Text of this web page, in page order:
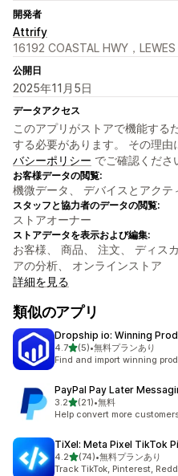
開発者
Attrify
16192 COASTAL HWY，
公開日
2025年11月5日
データアクセス
このアプリがストアで機能する
する必要があります。 その理
バシーポリシー でご確認くださ
お客様データの閲覧:
機微データ、 デバイスとアクテ
スタッフと協力者のデータの閲覧:
ストアオーナー
ストアデータを表示および編集:
お客様、 商品、 注文、 ディス
アの分析、 オンラインストア
詳細を見る
類似のアプリ
Dropship io: Winning
4.75つ星中
(5)
合計レビュー数：5件
•無料プランあり
Find and import winning
PayPal Pay Later
3.25つ星中
(21)
合計レビュー数：21件
•無料
Help convert more
TiXel: Meta Pixel TikTok
4.25つ星中
(74)
合計レビュー数：74件
•無料プランあり
Track TikTok, Pinterest,